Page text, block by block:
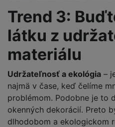
Trend 3:
látku z
materiálu
Udržateľnosť a ekológia –
najmä v čase, keď čelíme
problémom. Podobne je to
okenných dekorácií. Preto
dlhodobom a ekologickom